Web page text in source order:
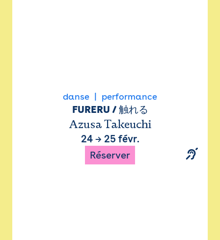
danse performance
FURERU / 触れる
Azusa Takeuchi
24→ 25 févr.
Réserver